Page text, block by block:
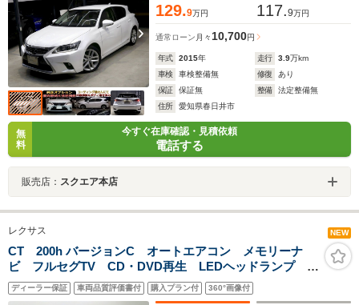
129.9万円 117.9万円
通常ローン 月々 10,700円
年式 2015年 走行 3.9万km
車検
車検整備無 修復
あり
保証
保証無 整備
法定整備無
住所
愛知県春日井市
無
料
今すぐ在庫確認・見積依頼
電話する
販売店： スクエア本店
レクサス NEW
CT 200h バージョンC オートエアコン メモリーナ
ビ フルセグTV CD・DVD再生 LEDヘッドランプ 純
正アルミホイール スマートキー クルーズコントロー
ル パワーシート 合成皮革シート アイドリングスト
ディーラー保証 車両品質評価書付 購入プラン付 360°画像付